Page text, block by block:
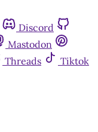
Discord
Mastodon
Threads
Tiktok